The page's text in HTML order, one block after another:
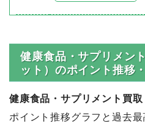
健康食品・サプリメン
ット）のポイント推移
健康食品・サプリメント買
ポイント推移グラフと過去